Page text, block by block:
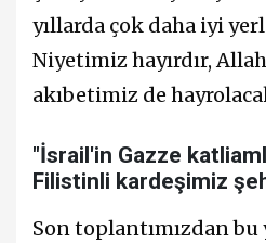
yıllarda çok daha iyi
Niyetimiz hayırdır,
akıbetimiz de
"İsrail'in Gazze
Filistinli kardeşimiz
Son toplantımızdan